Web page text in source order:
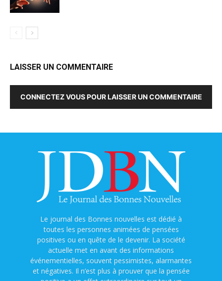
LAISSER UN COMMENTAIRE
CONNECTEZ VOUS POUR LAISSER UN COMMENTAIRE
Le journal des Bonnes nouvelles est dédié à
toutes les personnes animées de pensées
positives ou en quête de le devenir. La société
actuelle met en avant des informations
événementielles, souvent pessimistes, alarmantes
et négatives. Il n’est plus à prouver que la pensée